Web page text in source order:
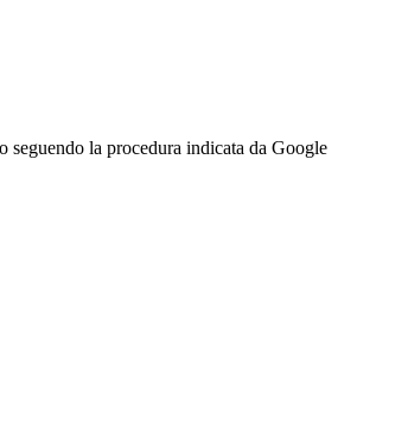
seguendo la procedura indicata da Google